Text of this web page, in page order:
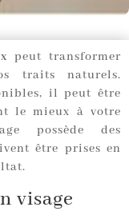
peut transformer
traits naturels.
il peut être
le mieux à votre
possède des
être prises en
visage